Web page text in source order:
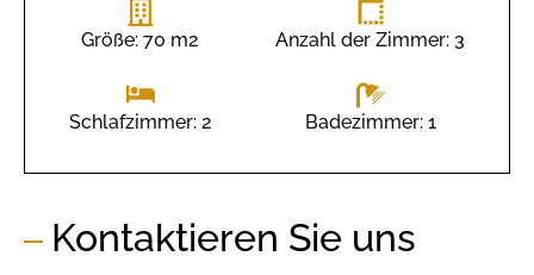
Größe: 70 m2 Anzahl der Zimmer: 3
Schlafzimmer: 2 Badezimmer: 1
Kontaktieren Sie uns